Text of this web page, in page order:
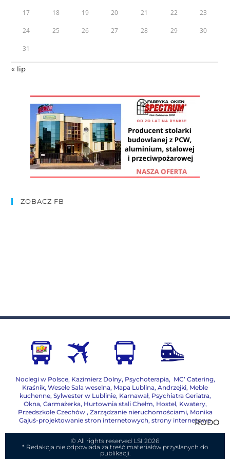
17 18 19 20 21 22 23
24 25 26 27 28 29 30
31
« lip
ZOBACZ FB
Noclegi w Polsce, Kazimierz Dolny, Psychoterapia, MC’ Catering,
Kraśnik, Wesele Sala weselna, Mapa Lublina, Andrzejki, Meble
kuchenne, Sylwester w Lublinie, Karnawał, Psychiatra Geriatra,
Okna, Garmażerka, Hurtownia stali Chełm, Hostel, Kwatery,
Przedszkole Czechów , Zarządzanie nieruchomościami, Monika
Gajuś-projektowanie stron internetowych, strony internetowe
RODO
© All rights reserved LSI 2026
* Redakcja nie odpowiada za treść materiałów przysłanych do
publikacji.